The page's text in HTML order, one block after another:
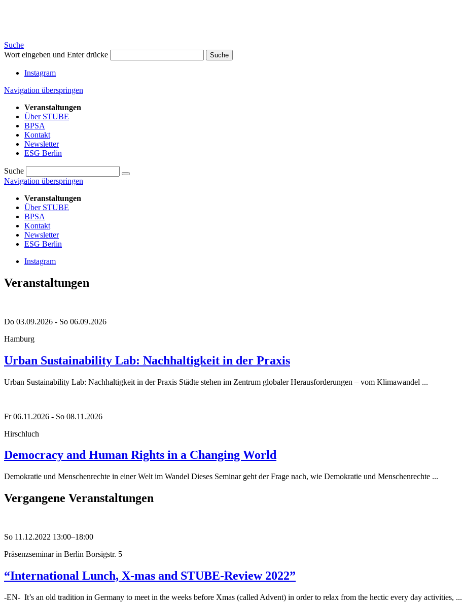
Suche
Wort eingeben und Enter drücke
Suche
Instagram
Navigation überspringen
Veranstaltungen
Über STUBE
BPSA
Kontakt
Newsletter
ESG Berlin
Suche
Navigation überspringen
Veranstaltungen
Über STUBE
BPSA
Kontakt
Newsletter
ESG Berlin
Instagram
Veranstaltungen
Do 03.09.2026 - So 06.09.2026
Hamburg
Urban Sustainability Lab: Nachhaltigkeit in der Praxis
Urban Sustainability Lab: Nachhaltigkeit in der Praxis Städte stehen im Zentrum globaler Herausforderungen – vom Klimawandel ...
Fr 06.11.2026 - So 08.11.2026
Hirschluch
Democracy and Human Rights in a Changing World
Demokratie und Menschenrechte in einer Welt im Wandel Dieses Seminar geht der Frage nach, wie Demokratie und Menschenrechte ...
Vergangene Veranstaltungen
So 11.12.2022 13:00–18:00
Präsenzseminar in Berlin Borsigstr. 5
“International Lunch, X-mas and STUBE-Review 2022”
-EN- It’s an old tradition in Germany to meet in the weeks before Xmas (called Advent) in order to relax from the hectic every day activities, ...